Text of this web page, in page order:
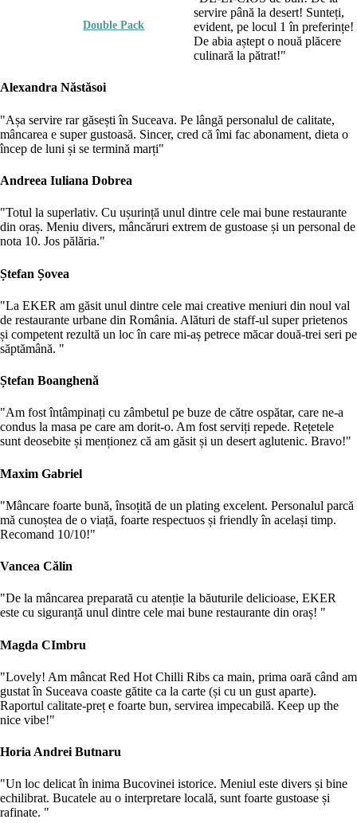
Double Pack
servire până la desert! Sunteți,
evident, pe locul 1 în preferințe!
De abia aștept o nouă plăcere
culinară la pătrat!"
Alexandra Năstăsoi
"Așa servire rar găsești în Suceava. Pe lângă personalul de calitate,
mâncarea e super gustoasă. Sincer, cred că îmi fac abonament, dieta o
încep de luni și se termină marți"
Andreea Iuliana Dobrea
"Totul la superlativ. Cu ușurință unul dintre cele mai bune restaurante
din oraș. Meniu divers, mâncăruri extrem de gustoase și un personal de
nota 10. Jos pălăria."
Ștefan Șovea
"La EKER am găsit unul dintre cele mai creative meniuri din noul val
de restaurante urbane din România. Alături de staff-ul super prietenos
și competent rezultă un loc în care mi-aș petrece măcar două-trei seri pe
săptămână. "
Ștefan Boanghenă
"Am fost întâmpinați cu zâmbetul pe buze de către ospătar, care ne-a
condus la masa pe care am dorit-o. Am fost serviți repede. Rețetele
sunt deosebite și menționez că am găsit și un desert aglutenic. Bravo!"
Maxim Gabriel
"Mâncare foarte bună, însoțită de un plating excelent. Personalul parcă
mă cunoștea de o viață, foarte respectuos și friendly în același timp.
Recomand 10/10!"
Vancea Călin
"De la mâncarea preparată cu atenție la băuturile delicioase, EKER
este cu siguranță unul dintre cele mai bune restaurante din oraș! "
Magda CImbru
"Lovely! Am mâncat Red Hot Chilli Ribs ca main, prima oară când am
gustat în Suceava coaste gătite ca la carte (și cu un gust aparte).
Raportul calitate-preț e foarte bun, servirea impecabilă. Keep up the
nice vibe!"
Horia Andrei Butnaru
"Un loc delicat în inima Bucovinei istorice. Meniul este divers și bine
echilibrat. Bucatele au o interpretare locală, sunt foarte gustoase și
rafinate. "